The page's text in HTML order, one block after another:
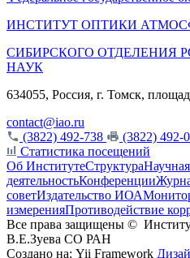
ИНСТИТУТ ОПТИКИ
СИБИРСКОГО ОТДЕЛЕНИЯ
НАУК
634055, Россия, г. Томск,
contact@iao.ru
(3822) 492-738
(3822) 492-
Статистика посещений
Об ИнститутеСтруктураНаучная
деятельностьКонференции
советИздательство ИОА
измеренияПротиводействие
Все права защищены ©
В.Е.Зуева СО РАН
Создано на: Yii Framework